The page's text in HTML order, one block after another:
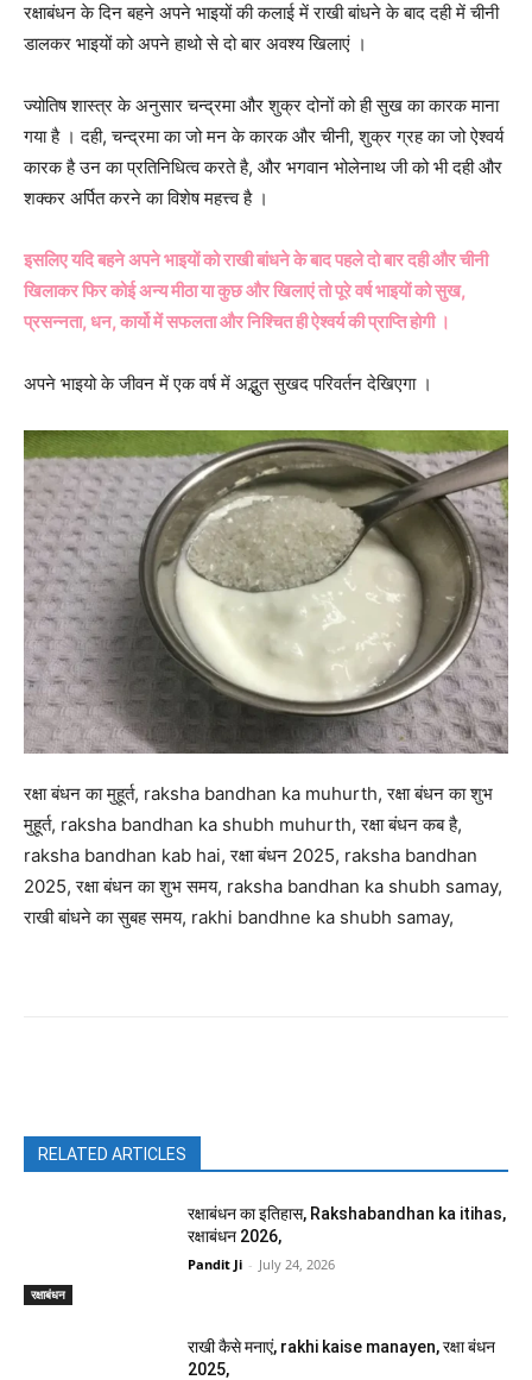
रक्षाबंधन के दिन बहने अपने भाइयों की कलाई में राखी बांधने के बाद दही में चीनी
डालकर भाइयों को अपने हाथो से दो बार अवश्य खिलाएं ।
ज्योतिष शास्त्र के अनुसार चन्द्रमा और शुक्र दोनों को ही सुख का कारक माना
गया है । दही, चन्द्रमा का जो मन के कारक और चीनी, शुक्र ग्रह का जो ऐश्वर्य
कारक है उन का प्रतिनिधित्व करते है, और भगवान भोलेनाथ जी को भी दही और
शक्कर अर्पित करने का विशेष महत्त्व है ।
इसलिए यदि बहने अपने भाइयों को राखी बांधने के बाद पहले दो बार दही और चीनी
खिलाकर फिर कोई अन्य मीठा या कुछ और खिलाएं तो पूरे वर्ष भाइयों को सुख,
प्रसन्नता, धन, कार्यो में सफलता और निश्चित ही ऐश्वर्य की प्राप्ति होगी ।
अपने भाइयो के जीवन में एक वर्ष में अद्भुत सुखद परिवर्तन देखिएगा ।
रक्षा बंधन का मुहूर्त, raksha bandhan ka muhurth, रक्षा बंधन का शुभ
मुहूर्त, raksha bandhan ka shubh muhurth, रक्षा बंधन कब है,
raksha bandhan kab hai, रक्षा बंधन 2025, raksha bandhan
2025, रक्षा बंधन का शुभ समय, raksha bandhan ka shubh samay,
राखी बांधने का सुबह समय, rakhi bandhne ka shubh samay,
RELATED ARTICLES
रक्षाबंधन
रक्षाबंधन का इतिहास, Rakshabandhan ka itihas,
रक्षाबंधन 2026,
Pandit Ji - July 24, 2026
राखी कैसे मनाएं, rakhi kaise manayen, रक्षा बंधन
2025,